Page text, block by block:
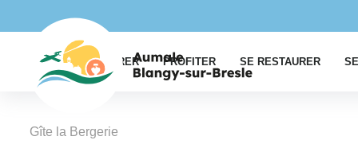
EXPLORER PROFITER SE RESTAURER
Gîte la Bergerie